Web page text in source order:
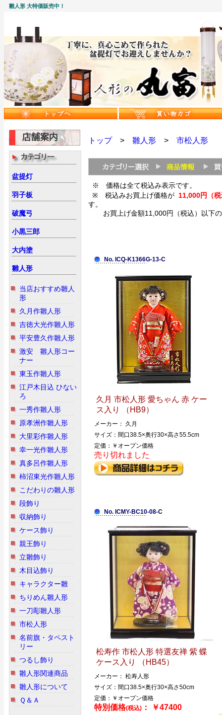
雛人形 大特価販売中！
盆提灯
羽子板
破魔弓
小黒三郎
大内塗
雛人形
当店おすすめ雛人
形
久月作雛人形
吉徳大光作雛人形
平安豊久作雛人形
激安 雛人形コー
ナー
東玉作雛人形
江戸木目込 ひない
ろ
一秀作雛人形
原孝洲作雛人形
大里彩作雛人形
幸一光作雛人形
真多呂作雛人形
柿沼東光作雛人形
こだわりの雛人形
段飾り
収納飾り
ケース飾り
親王飾り
立雛飾り
木目込飾り
キャラクター雛
ちりめん雛人形
一刀彫雛人形
市松人形
名前旗・タペスト
リー
つるし飾り
雛人形関連商品
雛人形について
Ｑ＆Ａ
トップ> 雛人形> 市松人形
※ 価格は全て税込み表示です。
※ 税込みお買上げ価格が 11,000円（
す。
お買上げ金額11,000円（税込）以下
No. ICQ-K1366G-13-C
久月 市松人形 愛ちゃん 赤 ケー
ス入り （HB9）
メーカー： 久月
サイズ：間口38.5×奥行30×高さ55.5cm
定価：￥オープン価格
売り切れました
No. ICMY-BC10-08-C
松寿作 市松人形 特選友禅 紫 蝶
ケース入り （HB45）
メーカー： 松寿人形
サイズ：間口38.5×奥行30×高さ50cm
定価：￥オープン価格
特別価格(税込)： ￥47400